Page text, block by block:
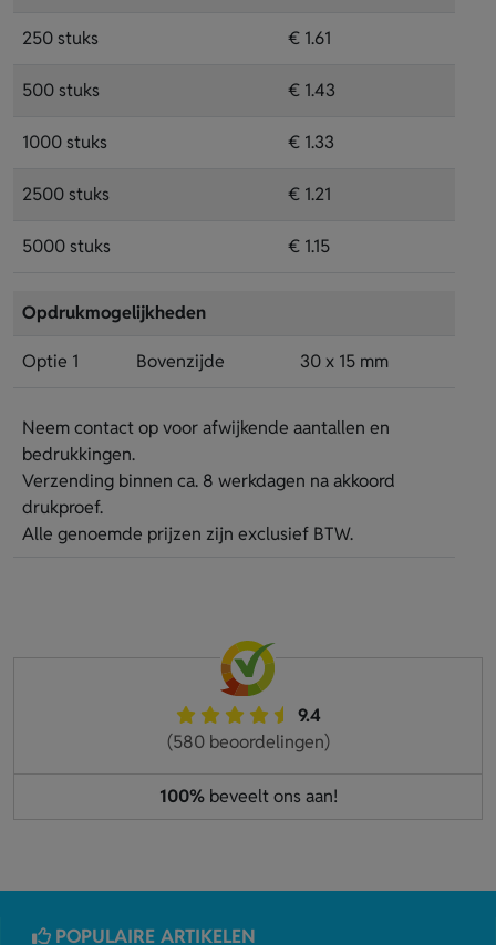
250 stuks € 1.61
500 stuks € 1.43
1000 stuks € 1.33
2500 stuks € 1.21
5000 stuks € 1.15
Opdrukmogelijkheden
Optie 1 Bovenzijde 30 x 15 mm
Neem contact op voor afwijkende aantallen en
bedrukkingen.
Verzending binnen ca. 8 werkdagen na akkoord
drukproef.
Alle genoemde prijzen zijn exclusief BTW.
9.4
(580 beoordelingen)
100%beveelt ons aan!
POPULAIRE ARTIKELEN